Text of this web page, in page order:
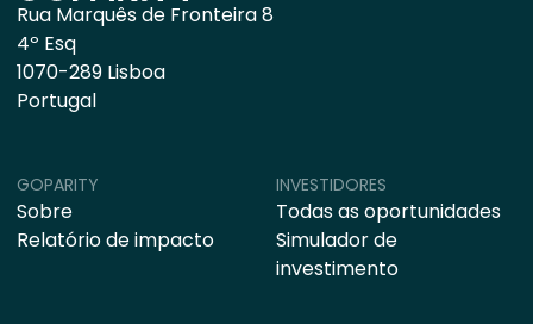
Rua Marquês de Fronteira 8
4º Esq
1070-289 Lisboa
Portugal
GOPARITY
Sobre
Relatório de impacto
INVESTIDORES
Todas as oportunidades
Simulador de
investimento